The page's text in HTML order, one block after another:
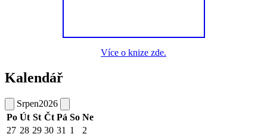
Více o knize zde.
Kalendář
Srpen2026
Po Út St Čt Pá So Ne
27 28 29 30 31 1
2